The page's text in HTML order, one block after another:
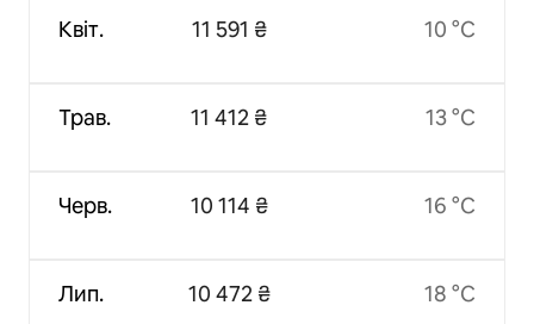
Квіт.
Трав.
Черв.
Лип.
11 591 ₴
11 412 ₴
10 114 ₴
10 472 ₴
10 °C
13 °C
16 °C
18 °C